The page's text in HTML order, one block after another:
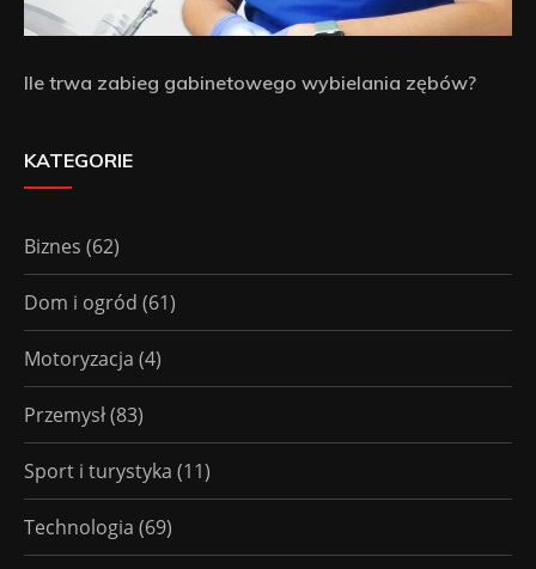
Ile trwa zabieg gabinetowego wybielania zębów?
KATEGORIE
Biznes (62)
Dom i ogród (61)
Motoryzacja (4)
Przemysł(83)
Sport i turystyka (11)
Technologia (69)